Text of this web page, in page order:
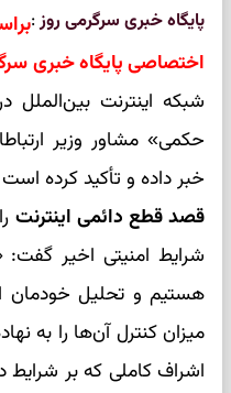
پایگاه خبری سرگرمی روز:
اختصاصی پایگاه خبری
شبکه اینترنت
حکمی» مشاور وزیر
خبر داده و تأکید کرده
قصد قطع دائمی اینترنت
شرایط امنیتی اخیر گفت:
هستیم و تحلیل خودمان
میزان کنترل آن‌ها را به
اشراف کاملی که بر شرایط